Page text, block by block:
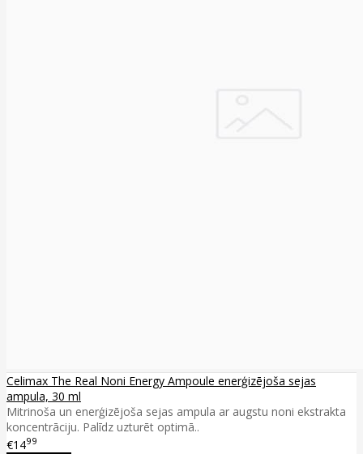
Celimax The Real Noni Energy Ampoule enerģizējoša sejas
ampula, 30 ml
Mitrinoša un enerģizējoša sejas ampula ar augstu noni ekstrakta
koncentrāciju. Palīdz uzturēt optimā..
€1499